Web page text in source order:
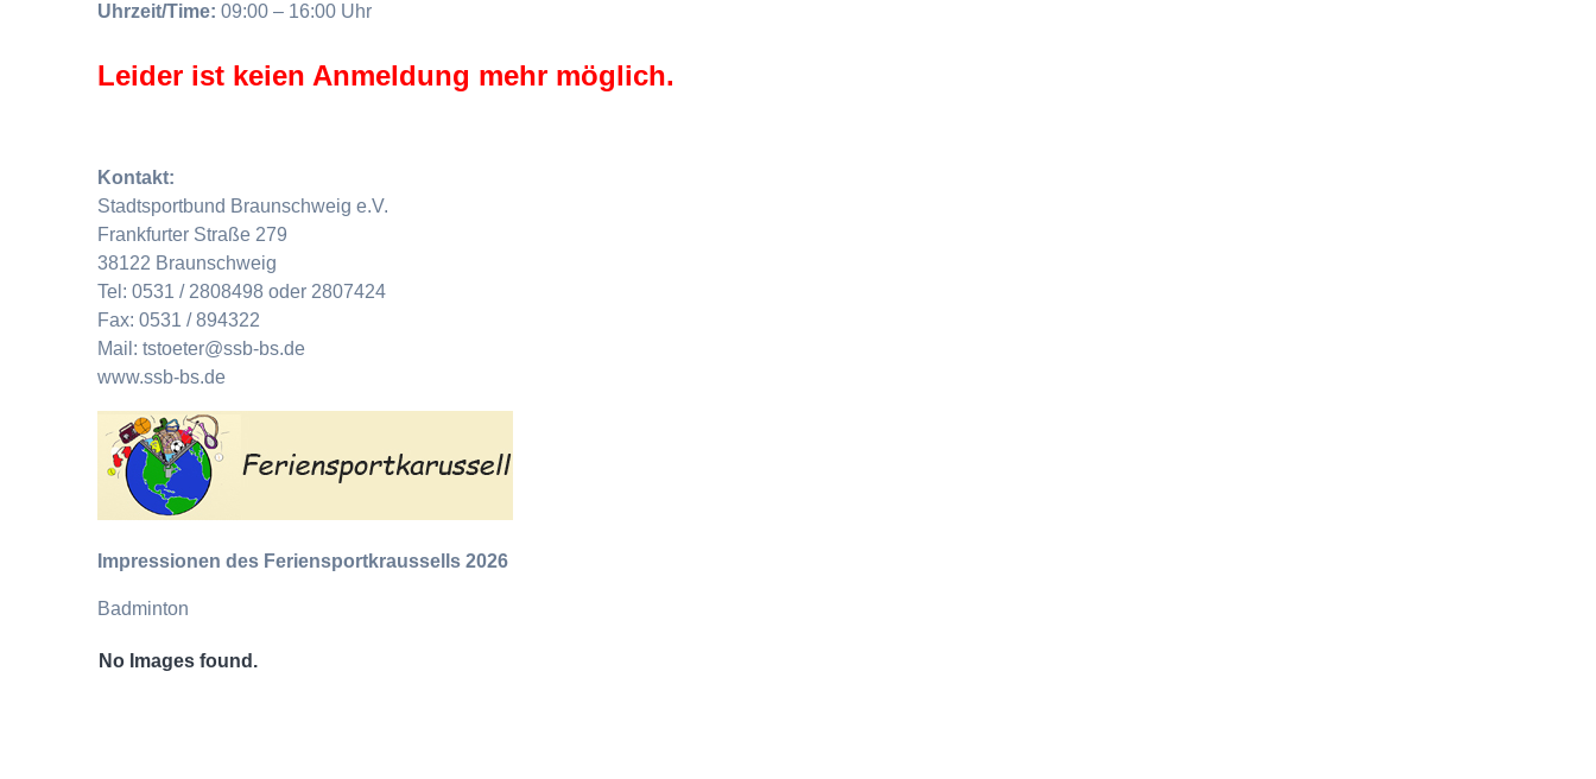
Uhrzeit/Time:09:00 – 16:00 Uhr
Leider ist keien Anmeldung mehr möglich.
Kontakt:
Stadtsportbund Braunschweig e.V.
Frankfurter Straße 279
38122 Braunschweig
Tel: 0531 / 2808498 oder 2807424
Fax: 0531 / 894322
Mail: tstoeter@ssb-bs.de
www.ssb-bs.de
Impressionen des Feriensportkraussells 2026
Badminton
No Images found.